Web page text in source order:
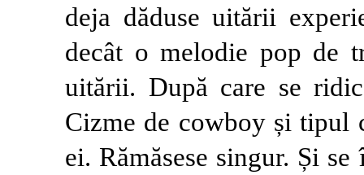
deja dăduse uitării
decât o melodie pop de
uitării. După care se
Cizme de cowboy și tipul
ei. Rămăsese singur. Și